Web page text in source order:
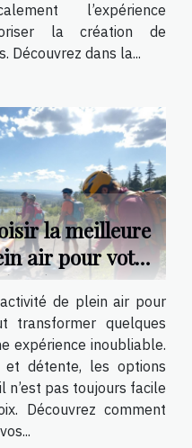
l’expérience
la création de
Découvrez dans la...
la meilleure
air pour votre
?
de plein air pour
transformer quelques
expérience inoubliable.
détente, les options
n’est pas toujours facile
Découvrez comment